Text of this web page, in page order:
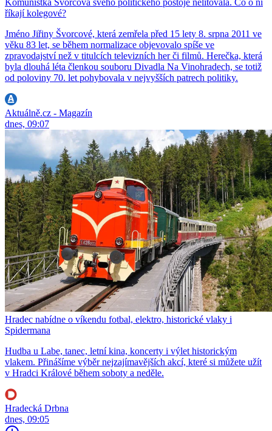
Komunistka Švorcová svého politického postoje nelitovala. Co o ní
říkají kolegové?
Jméno Jiřiny Švorcové, která zemřela před 15 lety 8. srpna 2011 ve
věku 83 let, se během normalizace objevovalo spíše ve
zpravodajství než v titulcích televizních her či filmů. Herečka, která
byla dlouhá léta členkou souboru Divadla Na Vinohradech, se totiž
od poloviny 70. let pohybovala v nejvyšších patrech politiky.
Aktuálně.cz - Magazín
dnes, 09:07
Hradec nabídne o víkendu fotbal, elektro, historické vlaky i
Spidermana
Hudba u Labe, tanec, letní kina, koncerty i výlet historickým
vlakem. Přinášíme výběr nejzajímavějších akcí, které si můžete užít
v Hradci Králové během soboty a neděle.
Hradecká Drbna
dnes, 09:05